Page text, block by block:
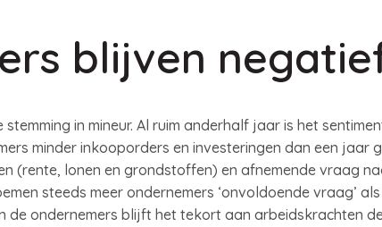
blijven
in mineur. Al ruim anderhalf jaar is het
minder inkooporders en investeringen dan een jaar
(rente, lonen en grondstoffen) en afnemende vraag
steeds meer ondernemers ‘onvoldoende vraag’
de ondernemers blijft het tekort aan arbeidskrachten